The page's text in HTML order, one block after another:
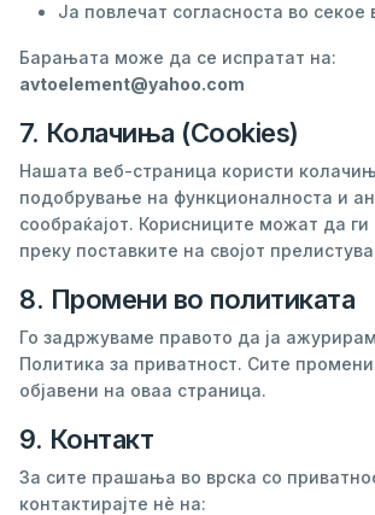
Ја повлечат согласноста во секое
Барањата може да се испратат на:
avtoelement@yahoo.com
7. Колачиња (Cookies)
Нашата веб-страница користи
подобрување на функционалноста и
сообраќајот. Корисниците можат да
преку поставките на својот
8. Промени во политиката
Го задржуваме правото да ја
Политика за приватност. Сите
објавени на оваа страница.
9. Контакт
За сите прашања во врска со
контактирајте нè на: